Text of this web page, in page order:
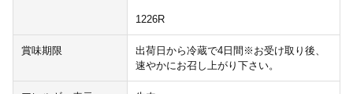
1226R
賞味期限
出荷日から冷蔵で4日間※お受け取り後、
速やかにお召し上がり下さい。